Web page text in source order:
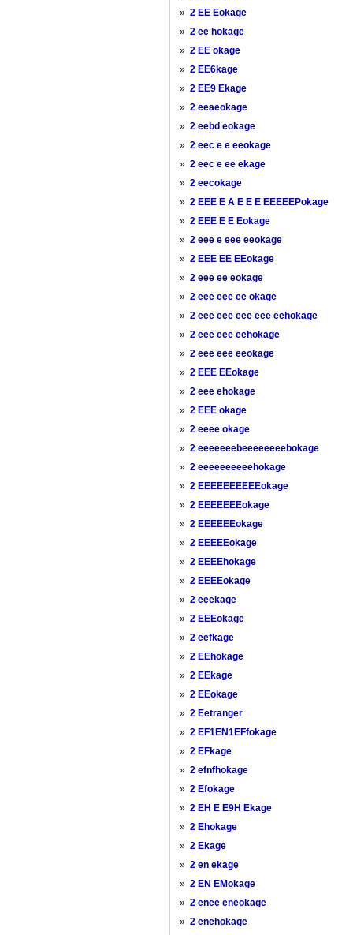
» 2 EE Eokage
» 2 ee hokage
» 2 EE okage
» 2 EE6kage
» 2 EE9 Ekage
» 2 eeaeokage
» 2 eebd eokage
» 2 eec e e eeokage
» 2 eec e ee ekage
» 2 eecokage
» 2 EEE E A E E E EEEEEPokage
» 2 EEE E E Eokage
» 2 eee e eee eeokage
» 2 EEE EE EEokage
» 2 eee ee eokage
» 2 eee eee ee okage
» 2 eee eee eee eee eehokage
» 2 eee eee eehokage
» 2 eee eee eeokage
» 2 EEE EEokage
» 2 eee ehokage
» 2 EEE okage
» 2 eeee okage
» 2 eeeeeeebeeeeeeeebokage
» 2 eeeeeeeeeehokage
» 2 EEEEEEEEEEokage
» 2 EEEEEEEokage
» 2 EEEEEEokage
» 2 EEEEEokage
» 2 EEEEhokage
» 2 EEEEokage
» 2 eeekage
» 2 EEEokage
» 2 eefkage
» 2 EEhokage
» 2 EEkage
» 2 EEokage
» 2 Eetranger
» 2 EF1EN1EFfokage
» 2 EFkage
» 2 efnfhokage
» 2 Efokage
» 2 EH E E9H Ekage
» 2 Ehokage
» 2 Ekage
» 2 en ekage
» 2 EN EMokage
» 2 enee eneokage
» 2 enehokage